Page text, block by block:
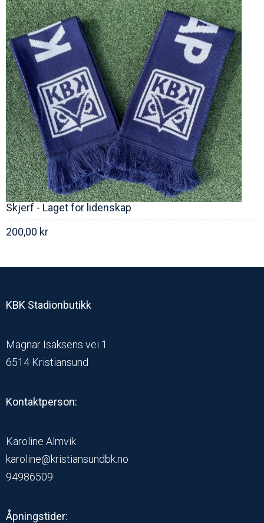
Skjerf - Laget for lidenskap
200,00 kr
KBK Stadionbutikk
Magnar Isaksens vei 1
6514 Kristiansund
Kontaktperson:
Karoline Almvik
karoline@kristiansundbk.no
94986509
Åpningstider: